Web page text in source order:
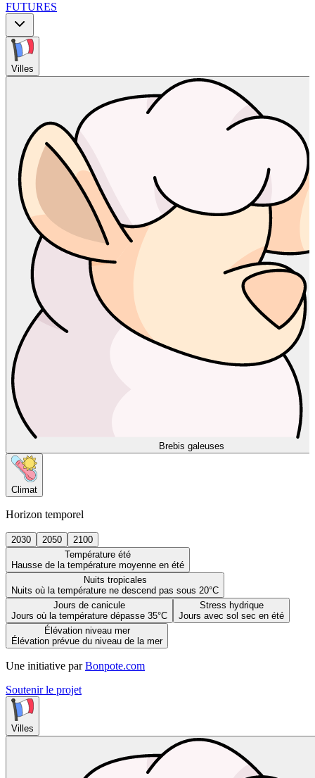
FUTURES
Villes
Brebis galeuses
Climat
Horizon temporel
2030 2050
2100
Température été
Hausse de la température moyenne en été
Nuits tropicales
Nuits où la température ne descend pas sous 20°C
Jours de canicule
Jours où la température dépasse 35°C
Stress hydrique
Jours avec sol sec en été
Élévation niveau mer
Élévation prévue du niveau de la mer
Une initiative par Bonpote.com
Soutenir le projet
Villes